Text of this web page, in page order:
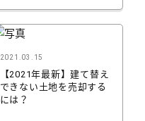
2021.03.15
【2021年最新】建て替え
できない土地を売却する
には？